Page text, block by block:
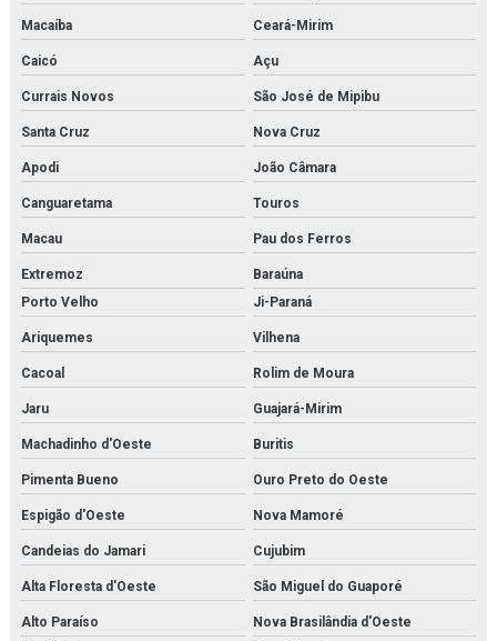
Macaíba Ceará-Mirim
Caicó Açu
Currais Novos São José de Mipibu
Santa Cruz Nova Cruz
Apodi João Câmara
Canguaretama Touros
Macau Pau dos Ferros
Extremoz
Baraúna
Porto Velho
Ji-Paraná
Ariquemes Vilhena
Cacoal Rolim de Moura
Jaru Guajará-Mirim
Machadinho d'Oeste Buritis
Pimenta Bueno Ouro Preto do Oeste
Espigão d'Oeste Nova Mamoré
Candeias do Jamari Cujubim
Alta Floresta d'Oeste São Miguel do Guaporé
Alto Paraíso
Nova Brasilândia d'Oeste